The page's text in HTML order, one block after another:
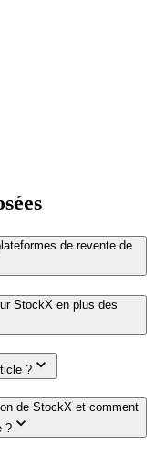
de revente de
StockX en plus des
?
de StockX et comment
?